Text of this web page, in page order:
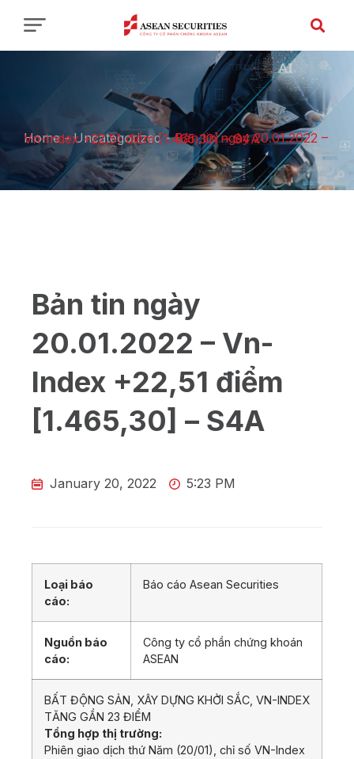
Home-Uncategorized-
Bản tin ngày 20.01.2022 – Vn-Index +22,51 điểm [1.465,30] – S4A
Bản tin ngày
20.01.2022 – Vn-
Index +22,51 điểm
[1.465,30] – S4A
January 20, 2022 5:23 PM
Loại báo
cáo:
Báo cáo Asean Securities
Nguồn báo
cáo:
Công ty cổ phần chứng khoán
ASEAN
BẤT ĐỘNG SẢN, XÂY DỰNG KHỞI SẮC, VN-INDEX
TĂNG GẦN 23 ĐIỂM
Tổng hợp thị trường:
Phiên giao dịch thứ Năm (20/01), chỉ số VN-Index